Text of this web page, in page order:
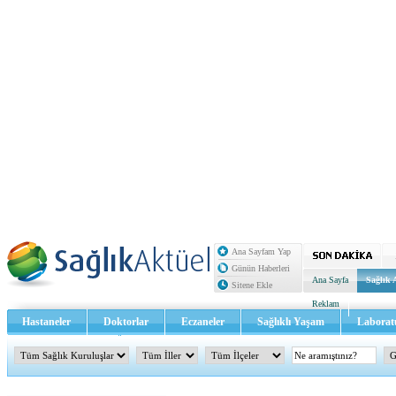
Ana Sayfam Yap
Günün Haberleri
Sitene Ekle
Ana Sayfa Sağlık
Reklam
Hastaneler Doktorlar Eczaneler Sağlıklı Yaşam
Sağlık TV - Video İletişim